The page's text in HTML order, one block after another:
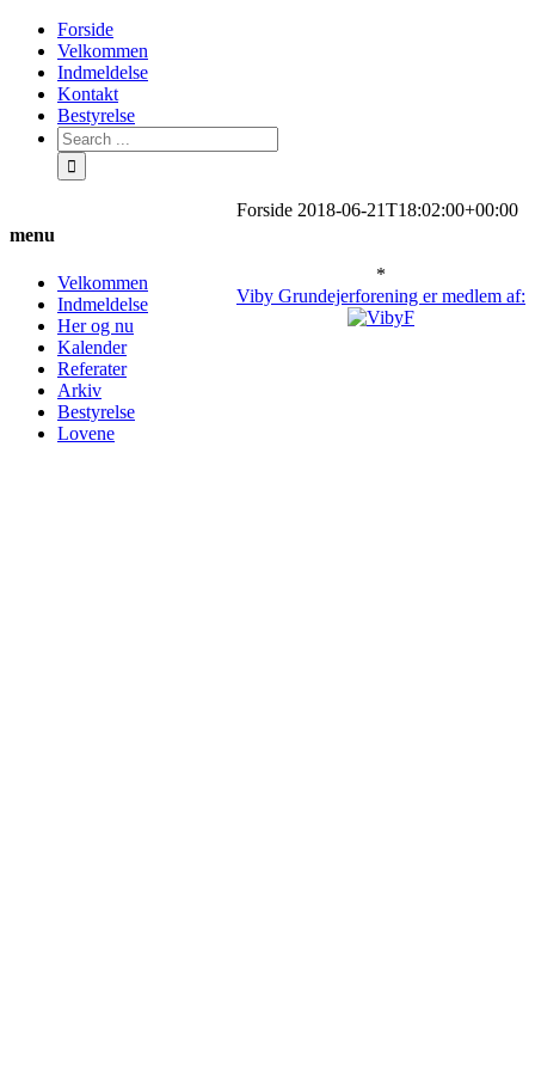
Skip
content
Forside
Velkommen
Indmeldelse
Kontakt
Bestyrelse
Search
for:
Forside 2018-06-21T18:02:00+00:00
*
Viby Grundejerforening er medlem af:
menu
Velkommen
Indmeldelse
Her og nu
Kalender
Referater
Arkiv
Bestyrelse
Lovene